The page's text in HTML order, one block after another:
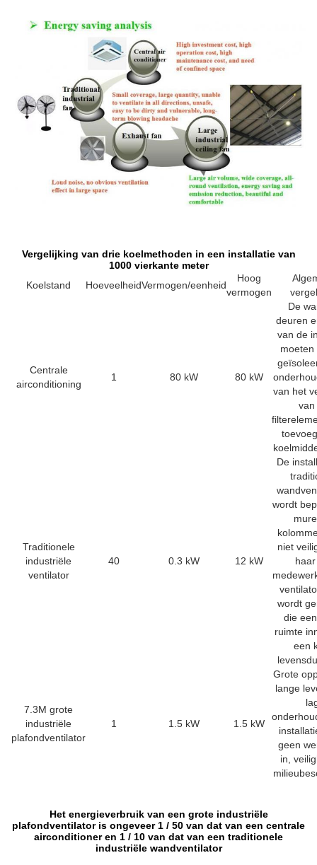
Vergelijking van drie koelmethoden in een installatie van
1000 vierkante meter
Koelstand
HoeveelheidVermogen/eenheid
Hoog
vermogen
Centrale
airconditioning
1 80 kW 80 kW
De
deuren
van de
moeten
van het
van
Traditionele
industriële
ventilator
40 0.3 kW 12 kW
De
wordt
niet
wordt
die
ruimte
een
7.3M grote
industriële
plafondventilator
1 1.5 kW 1.5 kW
Grote
lange
geen
in,
Het energieverbruik van een grote industriële
plafondventilator is ongeveer 1 / 50 van dat van een centrale
airconditioner en 1 / 10 van dat van een traditionele
industriële wandventilator